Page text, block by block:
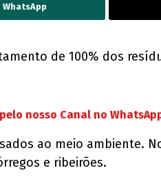
de 100% dos
nosso Canal no
ao meio ambiente.
e ribeirões.